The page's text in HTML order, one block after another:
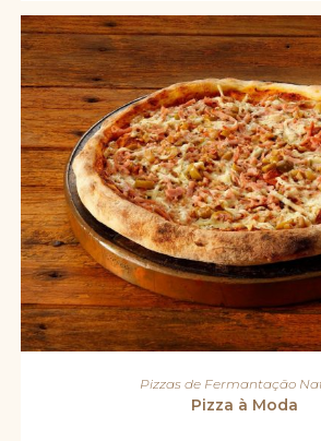
Pizzas de Fermantação
Pizza à Moda